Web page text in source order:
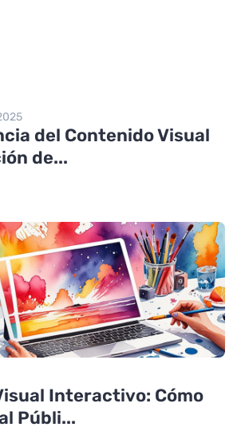
del Contenido Visual
de...
Interactivo: Cómo
Públi...